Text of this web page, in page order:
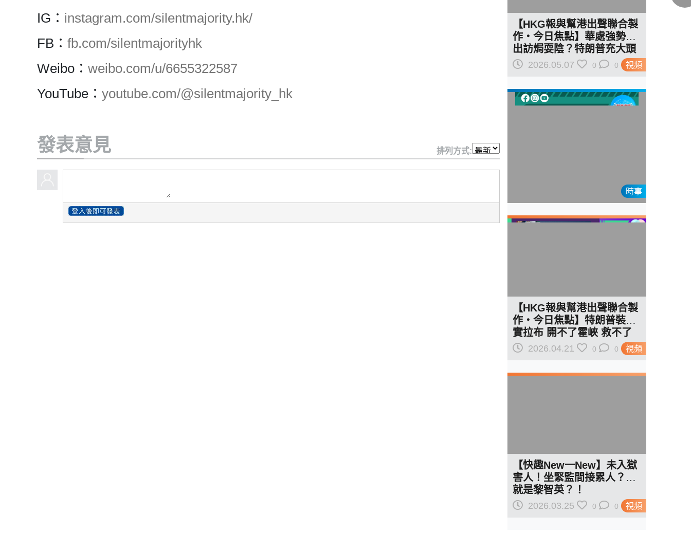
IG： instagram.com/silentmajority.hk/
FB： fb.com/silentmajorityhk
Weibo： weibo.com/u/6655322587
YouTube： youtube.com/@silentmajority_hk
發表意見 排列方式:
視頻
【HKG報與幫港出聲聯合製
作‧今日焦點】華處強勢下
出訪焗耍陰？特朗普充大頭
得罪中國弱上弱
2026.05.07 0 0
時事
視頻
【HKG報與幫港出聲聯合製
作‧今日焦點】特朗普裝強
實拉布 開不了霍峽 救不了
美國 為父求情屬循例？ 黎
智英子淪「政治二世祖」
2026.04.21 0 0
視頻
【快趣New一New】未入獄
害人！坐緊監間接累人？這
就是黎智英？！
2026.03.25 0 0